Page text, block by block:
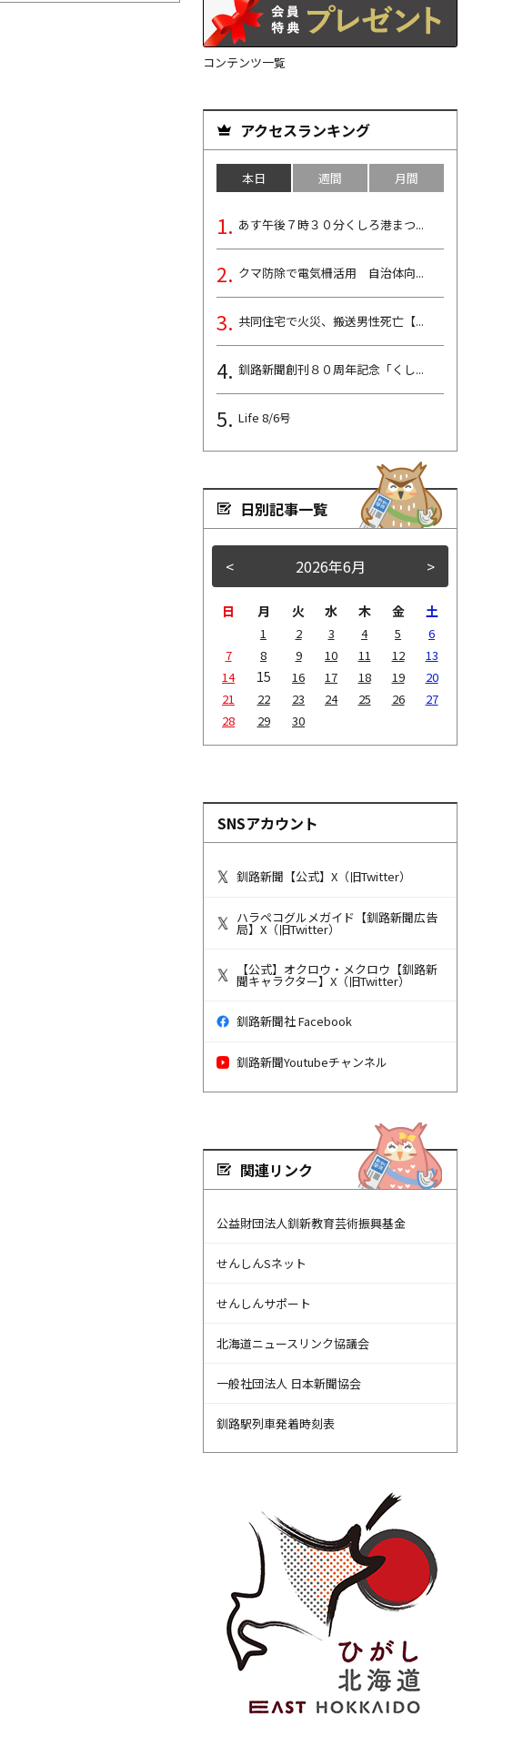
コンテンツ一覧
アクセスランキング
本日 週間 月間
あす午後７時３０分くしろ港まつ...
クマ防除で電気柵活用 自治体向...
共同住宅で火災、搬送男性死亡【...
釧路新聞創刊８０周年記念「くし...
Life 8/6号
日別記事一覧
< >
2026年6月
日 月 火 水 木 金 土
1 2 3 4 5
6
7
8 9 10 11 12
13
14
15 16 17 18 19
20
21
22 23 24 25 26
27
28
29 30
SNSアカウント
釧路新聞【公式】X（旧Twitter）
ハラペコグルメガイド【釧路新聞広告
局】X（旧Twitter）
【公式】オクロウ・メクロウ【釧路新
聞キャラクター】X（旧Twitter）
釧路新聞社 Facebook
釧路新聞Youtubeチャンネル
関連リンク
公益財団法人釧新教育芸術振興基金
せんしんSネット
せんしんサポート
北海道ニュースリンク協議会
一般社団法人 日本新聞協会
釧路駅列車発着時刻表